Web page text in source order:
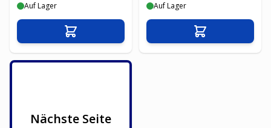
Auf Lager
In den Warenkorb
Auf Lager
In den
Nächste Seite